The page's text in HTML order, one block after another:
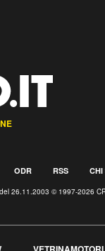
ODR RSS CHI
26.11.2003 © 1997-2026